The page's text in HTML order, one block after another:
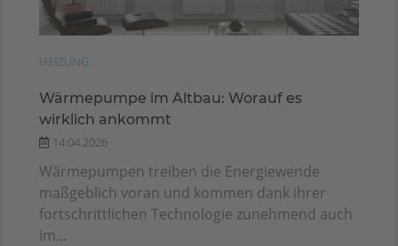
HEIZUNG
Wärmepumpe im Altbau: Worauf es
wirklich ankommt
14.04.2026
Wärmepumpen treiben die Energiewende
maßgeblich voran und kommen dank ihrer
fortschrittlichen Technologie zunehmend auch
im...